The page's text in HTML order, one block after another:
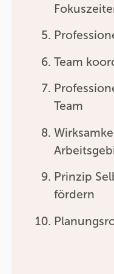
Team
Team
Prinzip
fördern